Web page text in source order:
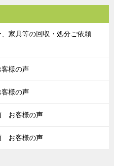
、家具等の回収・処分ご依頼
様の声
様の声
お客様の声
お客様の声